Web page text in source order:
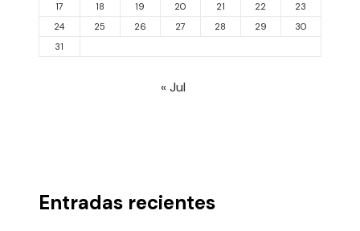
17
18 19 20 21 22
23
24
25 26 27 28 29
30
31
« Jul
Entradas recientes